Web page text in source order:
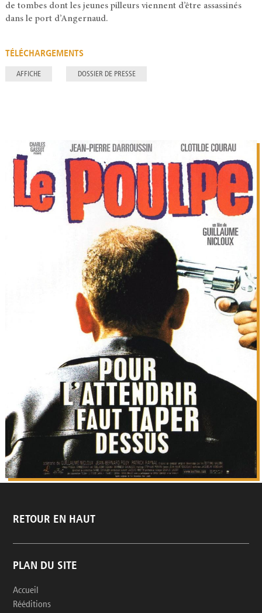
de tombes dont les jeunes pilleurs viennent d’être assassinés
dans le port d’Angernaud.
TÉLÉCHARGEMENTS
AFFICHE DOSSIER DE PRESSE
RETOUR EN HAUT
PLAN DU SITE
Accueil
Rééditions